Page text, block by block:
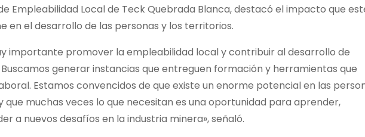
Empleabilidad Local de Teck Quebrada Blanca, destacó el impacto que
en el desarrollo de las personas y los territorios.
importante promover la empleabilidad local y contribuir al desarrollo de
generar instancias que entreguen formación y herramientas que
Estamos convencidos de que existe un enorme potencial en las
muchas veces lo que necesitan es una oportunidad para aprender,
a nuevos desafíos en la industria minera», señaló.